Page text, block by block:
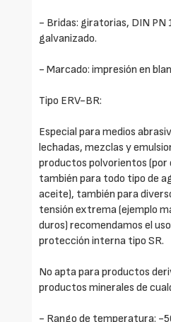
- Bridas: giratorias, DIN PN
galvanizado.
- Marcado: impresión en
Tipo ERV-BR:
Especial para medios
lechadas, mezclas y
productos polvorientos (por
también para todo tipo de
aceite), también para
tensión extrema (ejemplo
duros) recomendamos el
protección interna tipo SR.
No apta para productos
productos minerales de
- Rango de temperatura: -